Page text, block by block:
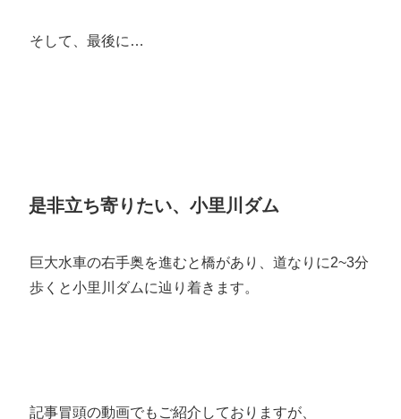
そして、最後に…
是非立ち寄りたい、小里川ダム
巨大水車の右手奥を進むと橋があり、道なりに2~3分
歩くと小里川ダムに辿り着きます。
記事冒頭の動画でもご紹介しておりますが、